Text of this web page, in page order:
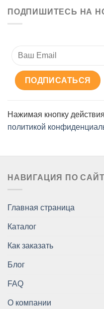
ПОДПИШИТЕСЬ НА
Нажимая кнопку
политикой
НАВИГАЦИЯ ПО
Главная страница
Каталог
Как заказать
Блог
FAQ
О компании